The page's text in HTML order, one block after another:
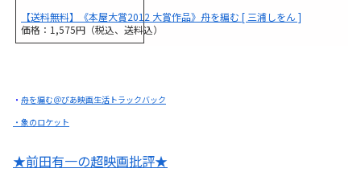
【送料無料】《本屋大賞2012 大賞作品》舟を編む [ 三浦しをん ]
価格：1,575円（税込、送料込）
・ 舟を編む＠ぴあ映画生活トラックバック
・象のロケット
★前田有一の超映画批評★